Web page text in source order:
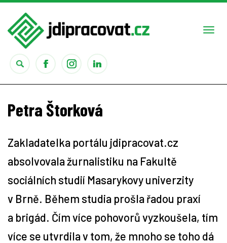
Studium
Rady
Reality show
Seriály
Petra Štorková
Zakladatelka portálu jdipracovat.cz
absolvovala žurnalistiku na Fakultě
sociálních studií Masarykovy univerzity
v Brně. Během studia prošla řadou praxí
a brigád. Čím více pohovorů vyzkoušela, tím
více se utvrdila v tom, že mnoho se toho dá